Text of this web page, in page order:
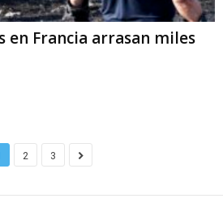
en Francia arrasan miles
2 3